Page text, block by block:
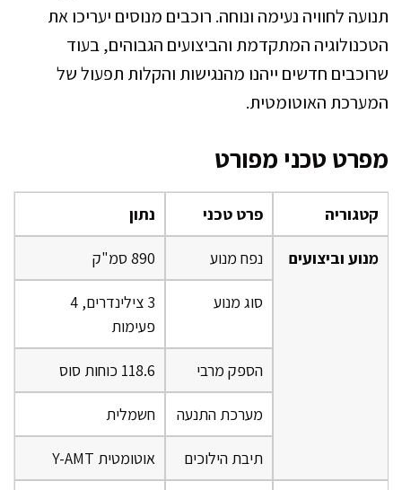
תנועה לחוויה נעימה ונוחה. רוכבים מנוסים יעריכו את
הטכנולוגיה המתקדמת והביצועים הגבוהים, בעוד
שרוכבים חדשים ייהנו מהנגישות והקלות תפעול של
המערכת האוטומטית.
מפרט טכני מפורט
קטגוריה פרט טכני נתון
מנוע וביצועים נפח מנוע 890 סמ"ק
סוג מנוע
3 צילינדרים, 4
פעימות
הספק מרבי 118.6 כוחות סוס
מערכת התנעה חשמלית
תיבת הילוכים אוטומטית Y-AMT